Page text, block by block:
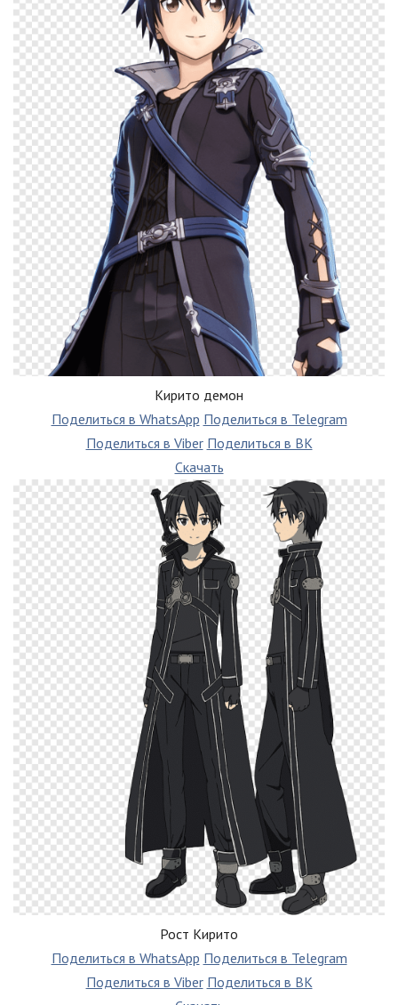
Кирито демон
Поделиться в WhatsApp Поделиться в Telegram
Поделиться в Viber Поделиться в ВК
Скачать
Рост Кирито
Поделиться в WhatsApp Поделиться в Telegram
Поделиться в Viber Поделиться в ВК